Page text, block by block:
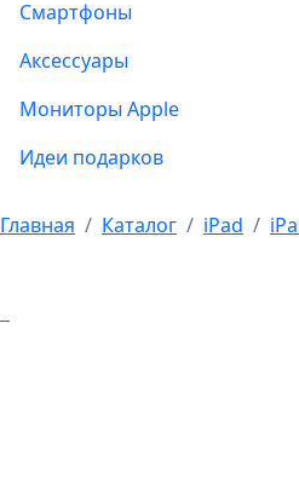
Смартфоны
Аксессуары
Мониторы Apple
Идеи подарков
Главная
Каталог iPad